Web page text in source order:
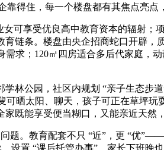
得住，每一个楼盘都有其焦点亮
享受优良高中教育资本的辐射；项
链条。楼盘由央企招商蛇口开辟，
求；120㎡四房适合多后代家庭，
公园，社区内规划 “亲子生态步
晒太阳、聊天，孩子可正在草坪
既能享受便当糊口，又能亲近天然
。教育配套不只 “近”，更 “优
设置 “课后托管办事”，家长下班